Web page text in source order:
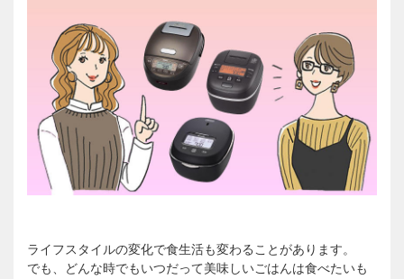
ライフスタイルの変化で食生活も変わることがあります。
でも、どんな時でもいつだって美味しいごはんは食べたいも